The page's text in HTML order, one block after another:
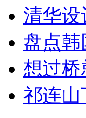
清华设
盘点韩
想过桥
祁连山